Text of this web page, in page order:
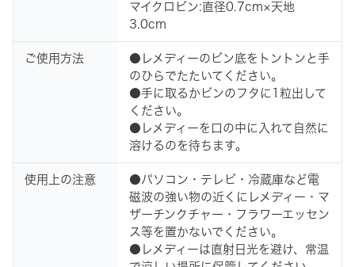
マイクロビン:直径0.7cm×天地
3.0cm
ご使用方法
●レメディーのビン底をトントンと手
のひらでたたいてください。
●手に取るかビンのフタに1粒出して
ください。
●レメディーを口の中に入れて自然に
溶けるのを待ちます。
使用上の注意
●パソコン・テレビ・冷蔵庫など電
磁波の強い物の近くにレメディー・マ
ザーチンクチャー・フラワーエッセン
ス等を置かないでください。
●レメディーは直射日光を避け、常温